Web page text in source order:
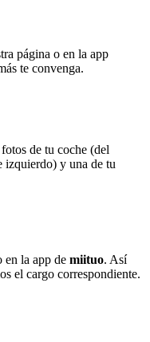
página o en la app
te convenga.
de tu coche (del
izquierdo) y una de tu
en la app de miituo. Así
el cargo correspondiente.